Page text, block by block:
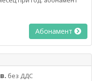
Абонамент
без ДДС